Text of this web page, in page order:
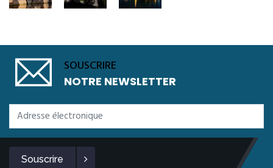
SOUSCRIRE
NOTRE NEWSLETTER
Souscrire